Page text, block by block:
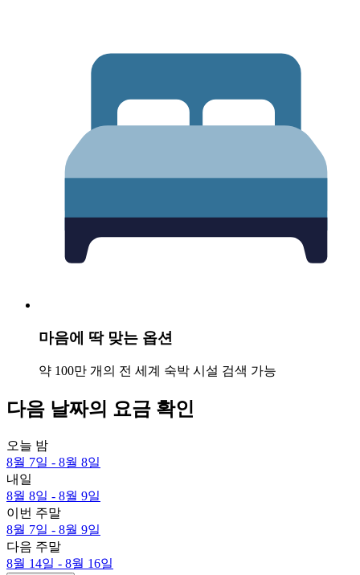
마음에 딱 맞는 옵션
약 100만 개의 전 세계 숙박 시설 검색 가능
다음 날짜의 요금 확인
오늘 밤
8월 7일 - 8월 8일
내일
8월 8일 - 8월 9일
이번 주말
8월 7일 - 8월 9일
다음 주말
8월 14일 - 8월 16일